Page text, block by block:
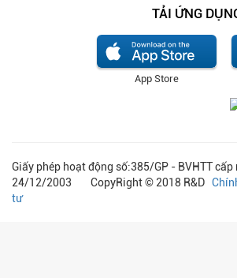
TẢI ỨNG
App Store
Giấy phép hoạt động số:385/GP - BVHTT cấp
24/12/2003 CopyRight © 2018 R&D
tư